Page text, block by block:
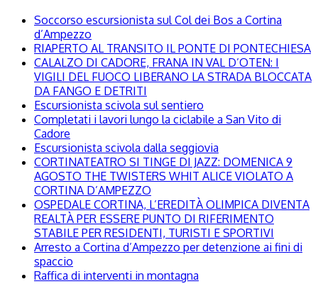
Soccorso escursionista sul Col dei Bos a Cortina
d’Ampezzo
RIAPERTO AL TRANSITO IL PONTE DI PONTECHIESA
CALALZO DI CADORE, FRANA IN VAL D’OTEN: I
VIGILI DEL FUOCO LIBERANO LA STRADA BLOCCATA
DA FANGO E DETRITI
Escursionista scivola sul sentiero
Completati i lavori lungo la ciclabile a San Vito di
Cadore
Escursionista scivola dalla seggiovia
CORTINATEATRO SI TINGE DI JAZZ: DOMENICA 9
AGOSTO THE TWISTERS WHIT ALICE VIOLATO A
CORTINA D’AMPEZZO
OSPEDALE CORTINA, L’EREDITÀ OLIMPICA DIVENTA
REALTÀ PER ESSERE PUNTO DI RIFERIMENTO
STABILE PER RESIDENTI, TURISTI E SPORTIVI
Arresto a Cortina d’Ampezzo per detenzione ai fini di
spaccio
Raffica di interventi in montagna